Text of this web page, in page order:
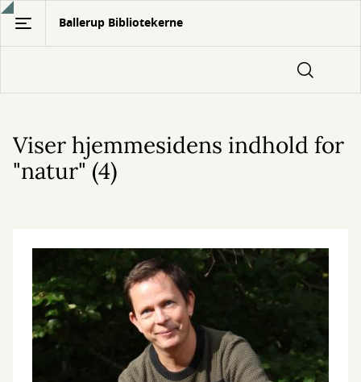
Gå
hovedindhold
Ballerup Bibliotekerne
Viser hjemmesidens indhold for
"natur" (4)